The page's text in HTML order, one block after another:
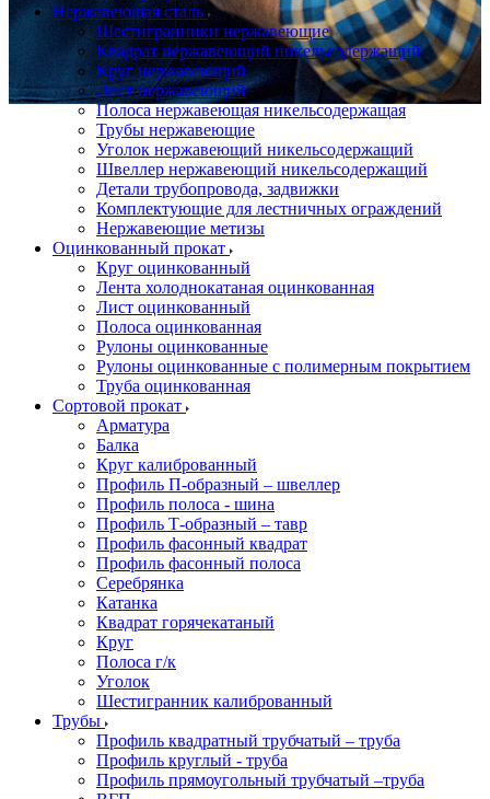
Нержавеющая сталь
Шестигранники нержавеющие
Квадрат нержавеющий никельсодержащий
Круг нержавеющий
Лист нержавеющий
Полоса нержавеющая никельсодержащая
Трубы нержавеющие
Уголок нержавеющий никельсодержащий
Швеллер нержавеющий никельсодержащий
Детали трубопровода, задвижки
Комплектующие для лестничных ограждений
Нержавеющие метизы
Оцинкованный прокат
Круг оцинкованный
Лента холоднокатаная оцинкованная
Лист оцинкованный
Полоса оцинкованная
Рулоны оцинкованные
Рулоны оцинкованные с полимерным покрытием
Труба оцинкованная
Сортовой прокат
Арматура
Балка
Круг калиброванный
Профиль П-образный – швеллер
Профиль полоса - шина
Профиль Т-образный – тавр
Профиль фасонный квадрат
Профиль фасонный полоса
Серебрянка
Катанка
Квадрат горячекатаный
Круг
Полоса г/к
Уголок
Шестигранник калиброванный
Трубы
Профиль квадратный трубчатый – труба
Профиль круглый - труба
Профиль прямоугольный трубчатый –труба